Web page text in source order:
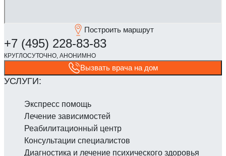
Построить маршрут
Вызвать врача на дом
Экспресс помощь
Лечение зависимостей
Реабилитаци­онный центр
Консультации специалистов
Диагностика и лечение психического здоровья